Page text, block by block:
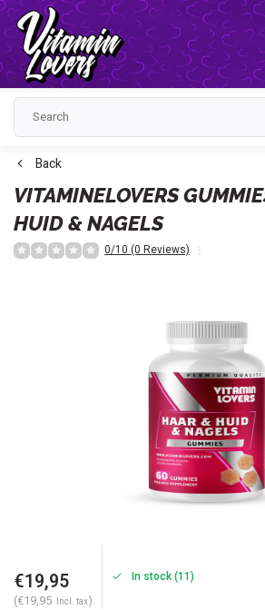
Back
VITAMINELOVERS
HUID & NAGELS
0/10 (0 Reviews)
€19,95
(€19,95 Incl. tax)
In stock (11)